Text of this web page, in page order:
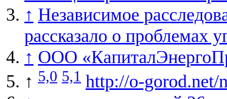
↑ Независимое
рассказало о проблемах
↑ ООО
↑ 5,0 5,1 http://o-gorod.net/